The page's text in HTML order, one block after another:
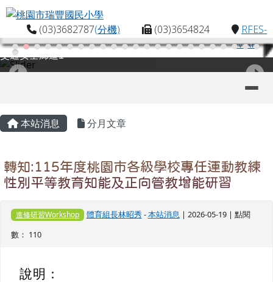
跳至主內容區
桃園市瑞豐國民小學
(03)3682787(分機) (03)3654824
RFES-
MAP
交通安全廊道1
主內容區域
本站消息 分月文章
轉知:115年度桃園市各級學校專任運動教練
性別平等教育知能及正向管教增能研習
進修研習Workshop 體育組長林昭秀 -本站消息 | 2026-05-19 | 點閱
數： 110
說明：
頁尾區域